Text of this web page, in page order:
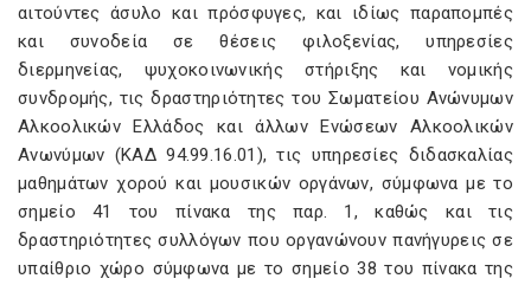
αιτούντες άσυλο και πρόσφυγες, και ιδίως παραπομπές
και συνοδεία σε θέσεις φιλοξενίας, υπηρεσίες
διερμηνείας, ψυχοκοινωνικής στήριξης και νομικής
συνδρομής, τις δραστηριότητες του Σωματείου Ανώνυμων
Αλκοολικών Ελλάδος και άλλων Ενώσεων Αλκοολικών
Ανωνύμων (ΚΑΔ 94.99.16.01), τις υπηρεσίες διδασκαλίας
μαθημάτων χορού και μουσικών οργάνων, σύμφωνα με το
σημείο 41 του πίνακα της παρ. 1, καθώς και τις
δραστηριότητες συλλόγων που οργανώνουν πανήγυρεις σε
υπαίθριο χώρο σύμφωνα με το σημείο 38 του πίνακα της